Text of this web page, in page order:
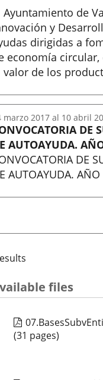
Ayuntamiento de
y
dirigidas a
economía
valor de los
DE
AUTOAYUDA.
DE
AUTOAYUDA.
marzo 2017 al 10 abril
files
(31 pages)